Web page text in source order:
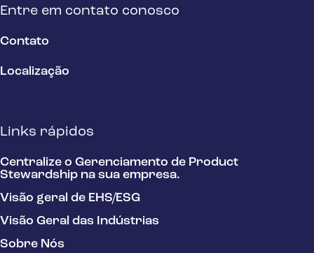
Entre em contato conosco
Contato
Localização
Links rápidos
Centralize o Gerenciamento de Product
Stewardship na sua empresa.
Visão geral de EHS/ESG
Visão Geral das Indústrias
Sobre Nós